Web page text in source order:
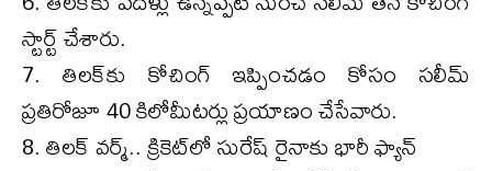
స్టార్ట్ చేశారు.
7. తిలక్‌కు కోచింగ్ ఇప్పించడం కోసం సలీమ్
ప్రతిరోజూ 40 కిలోమీటర్లు ప్రయాణం చేసేవారు.
8. తిలక్ వర్మ్‌.. క్రికెట్‌లో సురేష్‌ రైనాకు భారీ ఫ్యాన్